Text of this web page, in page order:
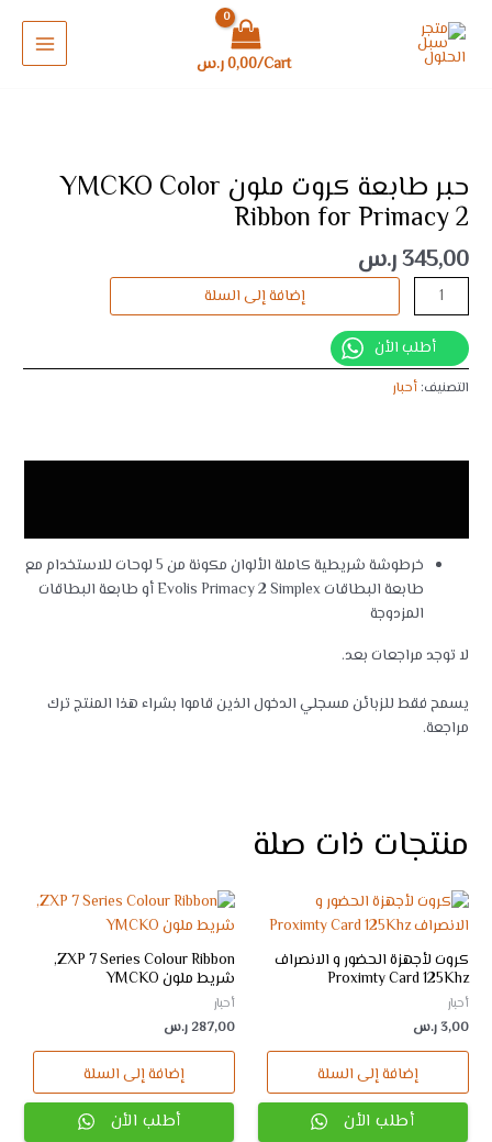
المحتوى
Cart/
0,00ر.س
MAIN
حبر طابعة كروت ملون YMCKO Color
Ribbon for Primacy 2
345,00ر.س
طابعة
كروت
ملون
YMCKO
Color
Ribbon
for
Primacy
2
إضافة إلى السلة
أطلب الأن
التصنيف:أحبار
خرطوشة شريطية كاملة الألوان مكونة من 5 لوحات للاستخدام مع
طابعة البطاقات Evolis Primacy 2 Simplex أو طابعة البطاقات
المزدوجة
لا توجد مراجعات بعد.
يسمح فقط للزبائن مسجلي الدخول الذين قاموا بشراء هذا المنتج ترك
مراجعة.
منتجات ذات صلة
كروت لأجهزة الحضور و الانصراف
Proximty Card 125Khz
أحبار
3,00ر.س
إضافة إلى السلة
أطلب الأن
ZXP 7 Series Colour Ribbon,
شريط ملون YMCKO
أحبار
287,00ر.س
إضافة إلى السلة
أطلب الأن
YMCKO
Color